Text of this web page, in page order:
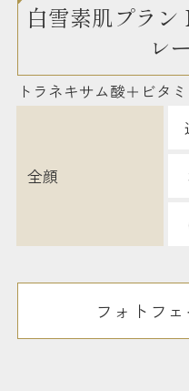
白雪素肌プラ
レ
トラネキサム酸＋ビタ
全顔
フォトフ